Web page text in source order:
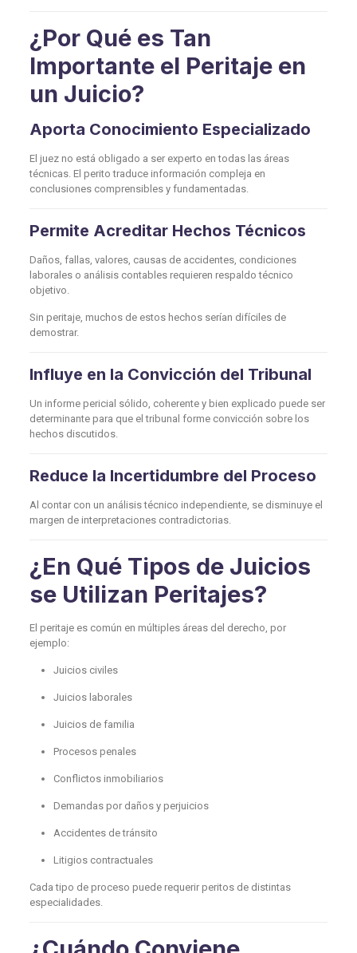
¿Por Qué es Tan
Importante el Peritaje en
un Juicio?
Aporta Conocimiento Especializado
El juez no está obligado a ser experto en todas las áreas
técnicas. El perito traduce información compleja en
conclusiones comprensibles y fundamentadas.
Permite Acreditar Hechos Técnicos
Daños, fallas, valores, causas de accidentes, condiciones
laborales o análisis contables requieren respaldo técnico
objetivo.
Sin peritaje, muchos de estos hechos serían difíciles de
demostrar.
Influye en la Convicción del Tribunal
Un informe pericial sólido, coherente y bien explicado puede ser
determinante para que el tribunal forme convicción sobre los
hechos discutidos.
Reduce la Incertidumbre del Proceso
Al contar con un análisis técnico independiente, se disminuye el
margen de interpretaciones contradictorias.
¿En Qué Tipos de Juicios
se Utilizan Peritajes?
El peritaje es común en múltiples áreas del derecho, por
ejemplo:
Juicios civiles
Juicios laborales
Juicios de familia
Procesos penales
Conflictos inmobiliarios
Demandas por daños y perjuicios
Accidentes de tránsito
Litigios contractuales
Cada tipo de proceso puede requerir peritos de distintas
especialidades.